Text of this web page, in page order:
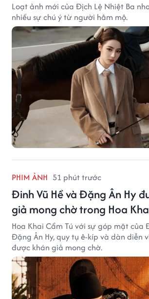
Loạt ảnh mới của Địch Lệ Nhiệt Ba
nhiều sự chú ý từ người hâm mộ.
PHIM ẢNH 51 phút trước
Đinh Vũ Hề và Đặng Ân Hy
giả mong chờ trong Hoa
Hoa Khai Cẩm Tú với sự góp mặt của
Đặng Ân Hy, quy tụ ê-kíp và dàn diễn
được khán giả mong chờ.